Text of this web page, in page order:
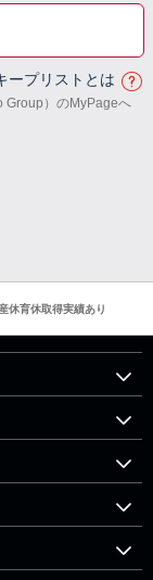
ープリストとは
Group）のMyPageへ
産休育休取得実績あり